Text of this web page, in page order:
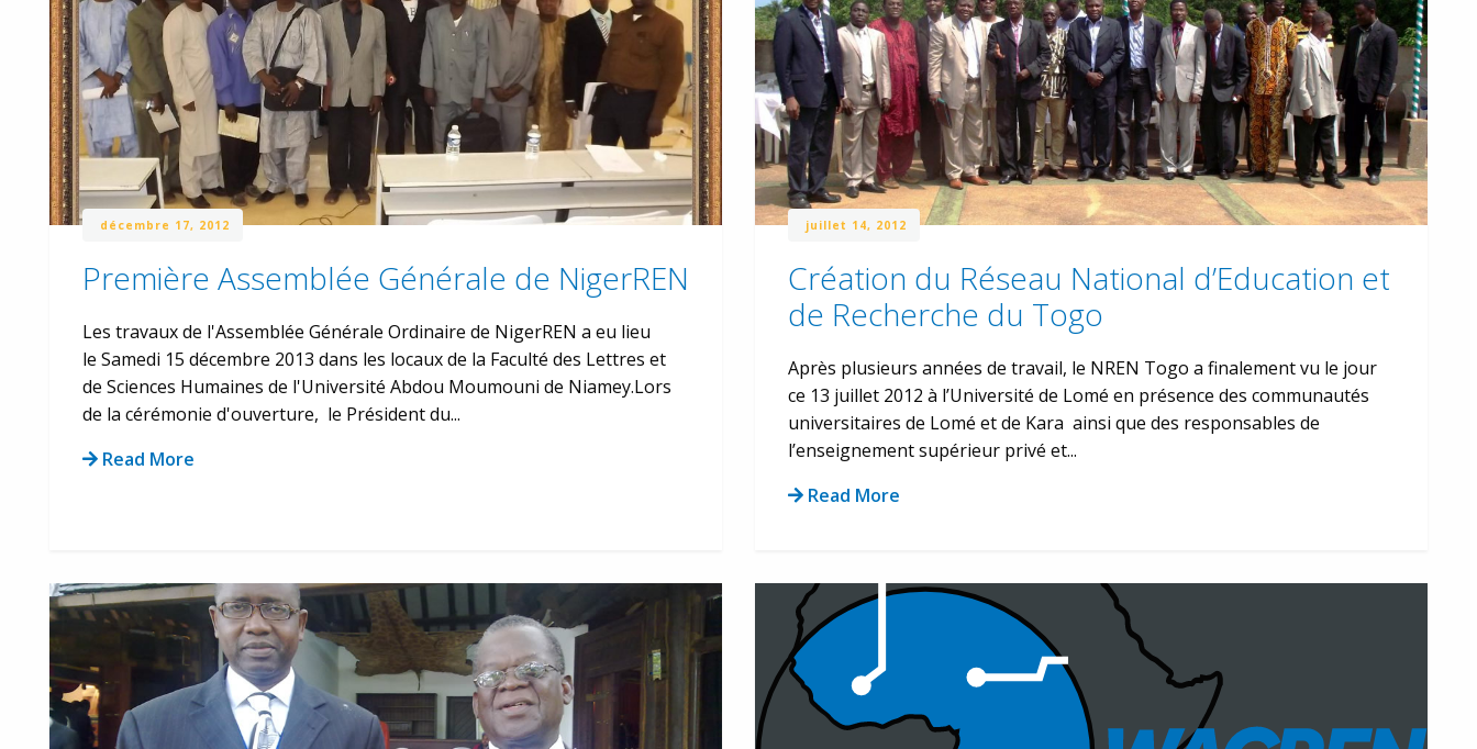
décembre 17, 2012
Première Assemblée Générale de NigerREN
Les travaux de l'Assemblée Générale Ordinaire de NigerREN a eu lieu
le Samedi 15 décembre 2013 dans les locaux de la Faculté des Lettres et
de Sciences Humaines de l'Université Abdou Moumouni de Niamey.Lors
de la cérémonie d'ouverture, le Président du...
Read More
juillet 14, 2012
Création du Réseau National d’Education et
de Recherche du Togo
Après plusieurs années de travail, le NREN Togo a finalement vu le jour
ce 13 juillet 2012 à l’Université de Lomé en présence des communautés
universitaires de Lomé et de Kara ainsi que des responsables de
l’enseignement supérieur privé et...
Read More